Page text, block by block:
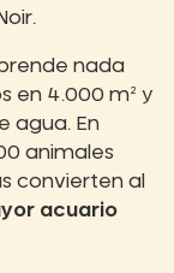
nada
en 4.000 m² y
agua. En
animales
convierten al
acuario